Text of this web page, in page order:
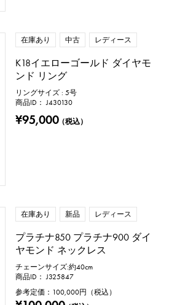
在庫あり 中古 レディース
K18イエローゴールド ダイヤモ
ンド リング
リングサイズ : 5号
商品ID： J430130
¥95,000（税込）
在庫あり 新品 レディース
プラチナ850 プラチナ900 ダイ
ヤモンド ネックレス
チェーンサイズ:約40cm
商品ID： J325847
参考定価： 100,000円（税込）